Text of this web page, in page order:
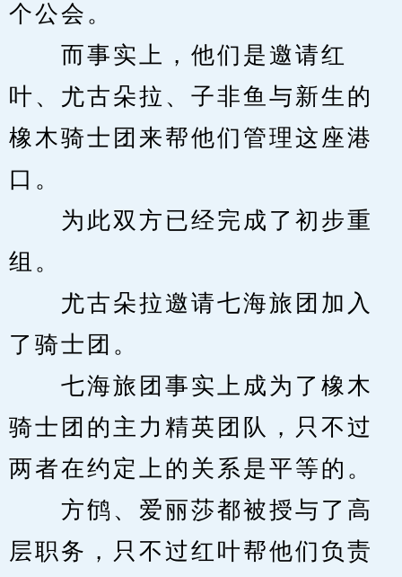
个公会。
而事实上，他们是邀请红
叶、尤古朵拉、子非鱼与新生的
橡木骑士团来帮他们管理这座港
口。
为此双方已经完成了初步重
组。
尤古朵拉邀请七海旅团加入
了骑士团。
七海旅团事实上成为了橡木
骑士团的主力精英团队，只不过
两者在约定上的关系是平等的。
方鸻、爱丽莎都被授与了高
层职务，只不过红叶帮他们负责